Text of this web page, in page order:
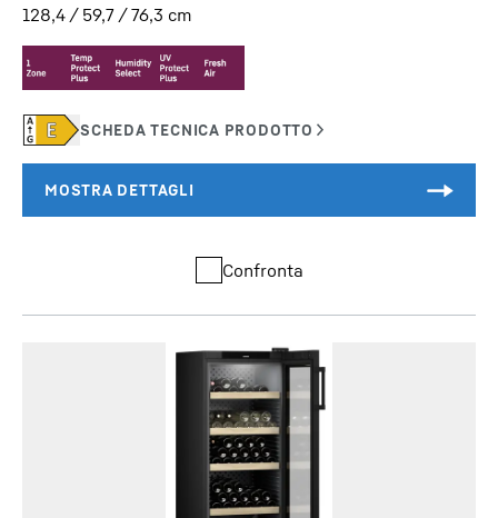
128,4 / 59,7 / 76,3 cm
Confronta